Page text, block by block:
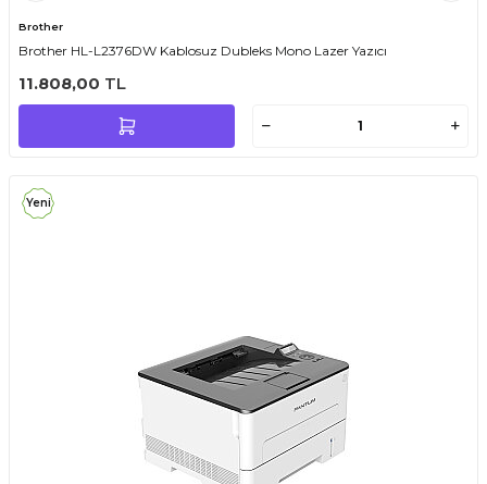
Brother
Brother HL-L2376DW Kablosuz Dubleks Mono Lazer Yazıcı
11.808,00 TL
Yeni